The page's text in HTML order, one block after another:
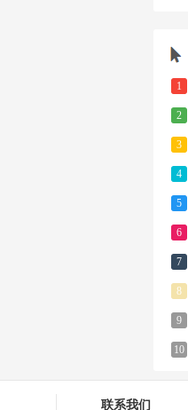
1
2
3
4
5
6
7
8
9
10
联系我们